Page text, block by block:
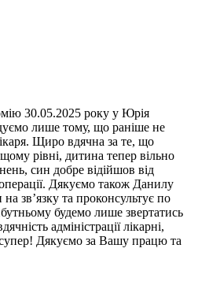
30.05.2025 року у Юрія
лише тому, що раніше не
Щиро вдячна за те, що
рівні, дитина тепер вільно
син добре відійшов від
Дякуємо також Данилу
звʼязку та проконсультує по
будемо лише звертатись
адміністрації лікарні,
Дякуємо за Вашу працю та